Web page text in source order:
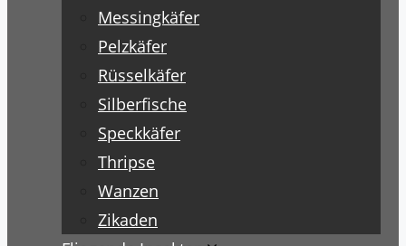
Messingkäfer
Pelzkäfer
Rüsselkäfer
Silberfische
Speckkäfer
Thripse
Wanzen
Zikaden